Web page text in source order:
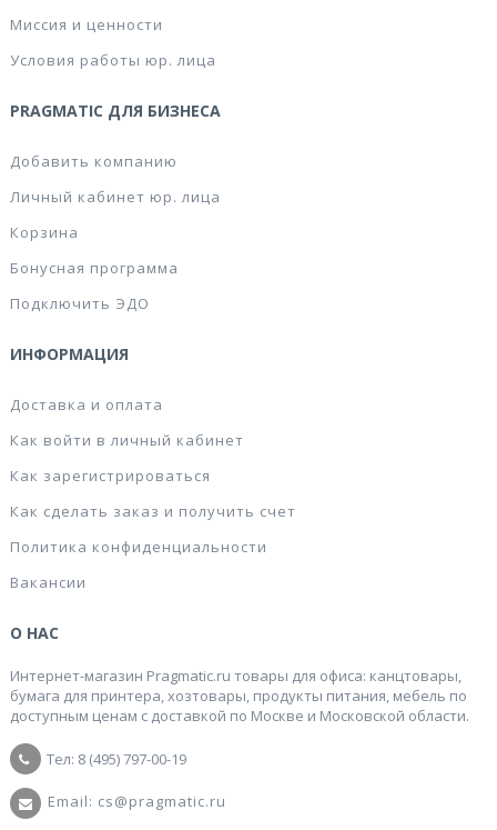
Миссия и ценности
Условия работы юр. лица
PRAGMATIC ДЛЯ БИЗНЕСА
Добавить компанию
Личный кабинет юр. лица
Корзина
Бонусная программа
Подключить ЭДО
ИНФОРМАЦИЯ
Доставка и оплата
Как войти в личный кабинет
Как зарегистрироваться
Как сделать заказ и получить счет
Политика конфиденциальности
Вакансии
О НАС
Интернет-магазин Pragmatic.ru товары для офиса: канцтовары,
бумага для принтера, хозтовары, продукты питания, мебель по
доступным ценам с доставкой по Москве и Московской области.
Тел: 8 (495) 797-00-19
Email: cs@pragmatic.ru